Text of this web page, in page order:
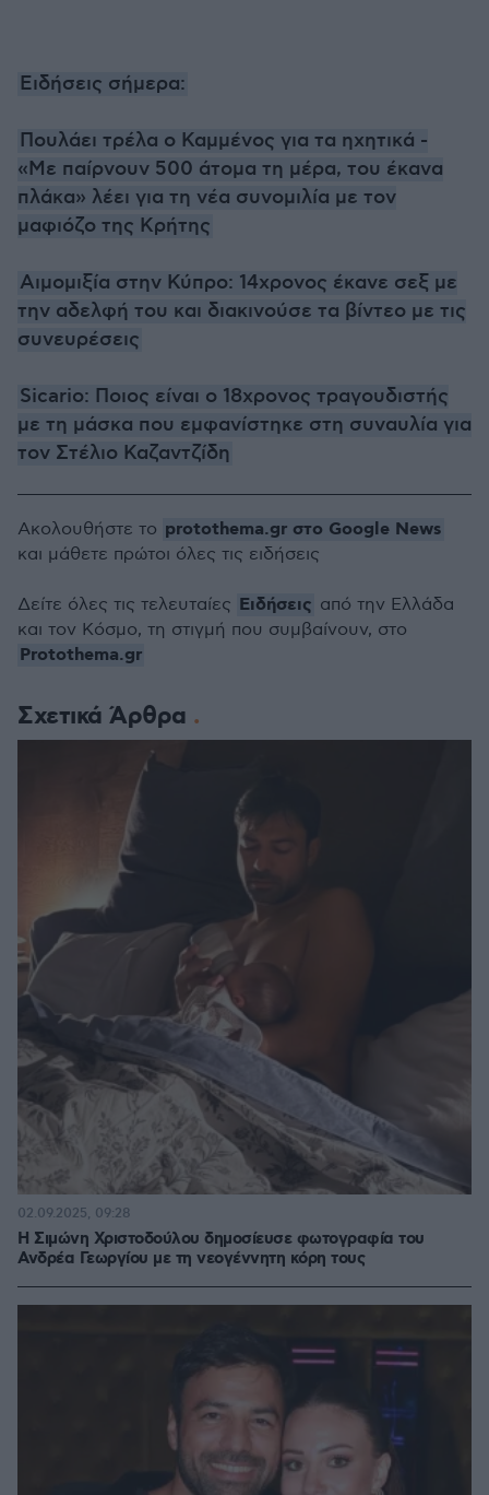
Ειδήσεις σήμερα:
Πουλάει τρέλα ο Καμμένος για τα ηχητικά -
«Με παίρνουν 500 άτομα τη μέρα, του έκανα
πλάκα» λέει για τη νέα συνομιλία με τον
μαφιόζο της Κρήτης
Αιμομιξία στην Κύπρο: 14χρονος έκανε σεξ με
την αδελφή του και διακινούσε τα βίντεο με τις
συνευρέσεις
Sicario: Ποιος είναι ο 18χρονος τραγουδιστής
με τη μάσκα που εμφανίστηκε στη συναυλία για
τον Στέλιο Καζαντζίδη
Σχετικά Άρθρα
Η Σιμώνη Χριστοδούλου δημοσίευσε φωτογραφία του
Ανδρέα Γεωργίου με τη νεογέννητη κόρη τους
02.09.2025, 09:28
Ακολουθήστε το protothema.gr στο Google News
και μάθετε πρώτοι όλες τις ειδήσεις
Δείτε όλες τις τελευταίες Ειδήσεις από την Ελλάδα
και τον Κόσμο, τη στιγμή που συμβαίνουν, στο
Protothema.gr